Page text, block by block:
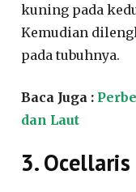
kuning pada
Kemudian
pada tubuhnya.
Baca Juga :
dan Laut
3.